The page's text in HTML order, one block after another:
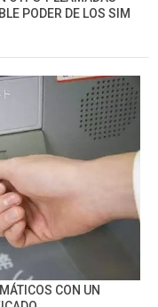
PODER DE LOS SIM
CON UN